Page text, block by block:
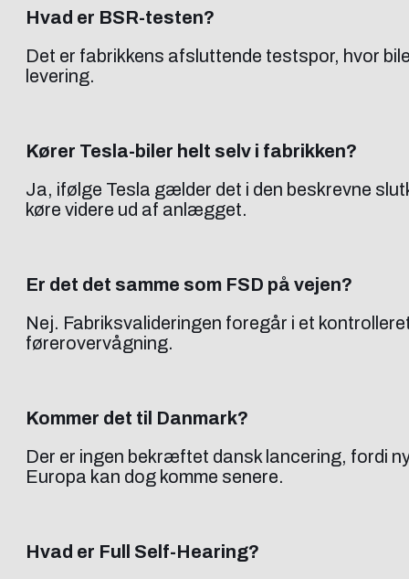
Hvad er BSR-testen?
Det er fabrikkens afsluttende testspor, hvor
levering.
Kører Tesla-biler helt selv i fabrikken?
Ja, ifølge Tesla gælder det i den beskrevne
køre videre ud af anlægget.
Er det det samme som FSD på vejen?
Nej. Fabriksvalideringen foregår i et
førerovervågning.
Kommer det til Danmark?
Der er ingen bekræftet dansk lancering, fordi
Europa kan dog komme senere.
Hvad er Full Self-Hearing?